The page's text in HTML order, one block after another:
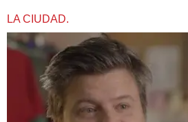
LA CIUDAD.